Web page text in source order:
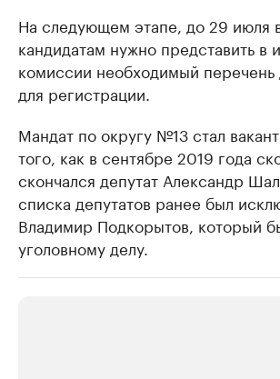
На следующем этапе, до 29 июля
кандидатам нужно представить в
комиссии необходимый перечень
для регистрации.
Мандат по округу №13 стал
того, как в сентябре 2019 года
скончался депутат Александр
списка депутатов ранее был
Владимир Подкорытов, который
уголовному делу.